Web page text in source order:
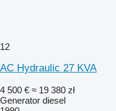
12
AC Hydraulic 27 KVA
4 500 € ≈ 19 380 zł
Generator diesel